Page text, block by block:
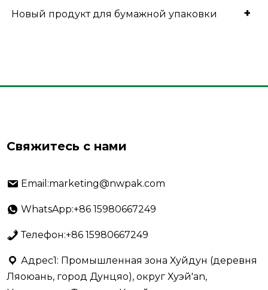
+
Новый продукт для бумажной упаковки
Свяжитесь с нами
Email:marketing@nwpak.com
WhatsApp:+86 15980667249
Телефон:+86 15980667249
Адрес1: Промышленная зона Хуйдун (деревня
Ляоюань, город Дунцяо), округ Хуэй'an,